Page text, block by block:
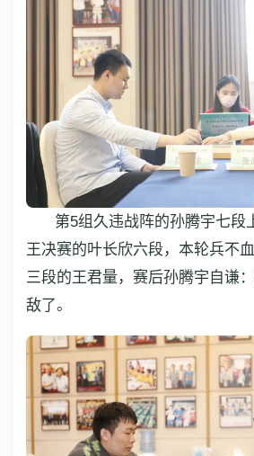
第5组久违战阵的孙腾宇七段
王决赛的叶长欣六段，本轮兵不
三段的王君量，赛后孙腾宇自谦
敌了。